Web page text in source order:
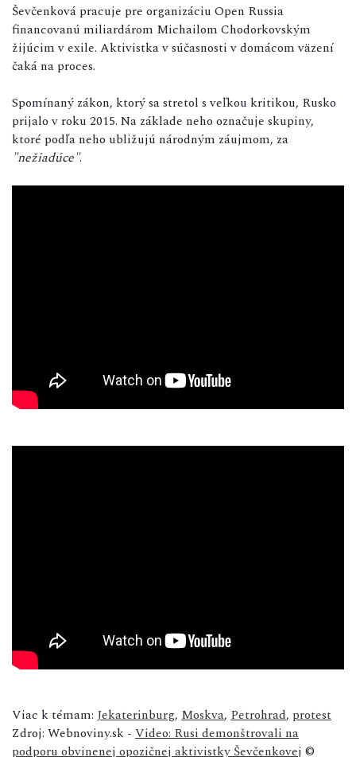
Ševčenková pracuje pre organizáciu Open Russia
financovanú miliardárom Michailom Chodorkovským
žijúcim v exile. Aktivistka v súčasnosti v domácom väzení
čaká na proces.
Spomínaný zákon, ktorý sa stretol s veľkou kritikou, Rusko
prijalo v roku 2015. Na základe neho označuje skupiny,
ktoré podľa neho ubližujú národným záujmom, za
"nežiadúce".
Viac k témam: Jekaterinburg, Moskva, Petrohrad, protest
Zdroj: Webnoviny.sk - Video: Rusi demonštrovali na
podporu obvinenej opozičnej aktivistky Ševčenkovej ©